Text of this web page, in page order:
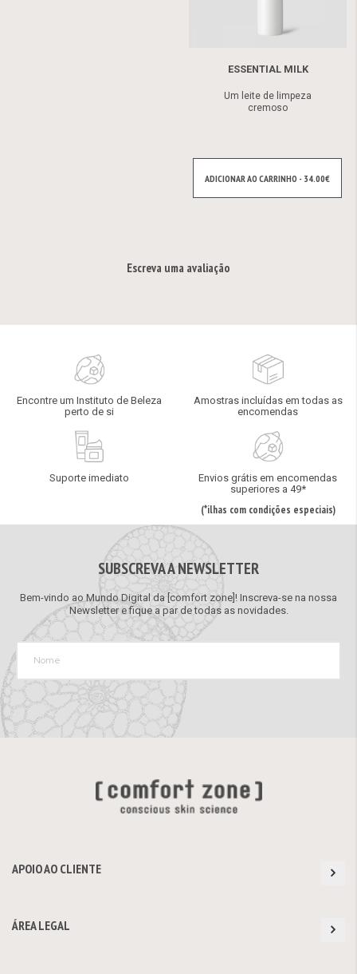
ESSENTIAL MILK
Um leite de limpeza
cremoso
ADICIONAR AO CARRINHO - 34.00€
Escreva uma avaliação
Encontre um Instituto de Beleza
perto de si
Amostras incluídas em todas as
encomendas
Suporte imediato
Envios grátis em encomendas
superiores a 49*
(*ilhas com condições especiais)
SUBSCREVA A NEWSLETTER
Bem-vindo ao Mundo Digital da [comfort zone]! Inscreva-se na nossa
Newsletter e fique a par de todas as novidades.
APOIO AO CLIENTE
ÁREA LEGAL